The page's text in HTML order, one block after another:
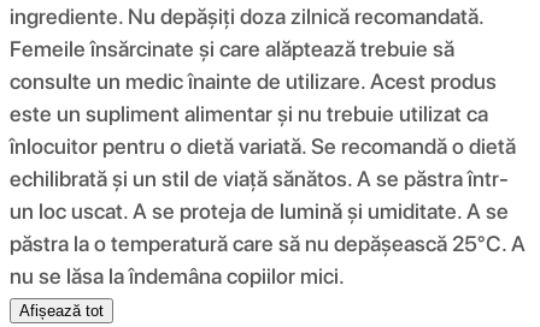
ingrediente. Nu depășiți doza zilnică recomandată.
Femeile însărcinate și care alăptează trebuie să
consulte un medic înainte de utilizare. Acest produs
este un supliment alimentar și nu trebuie utilizat ca
înlocuitor pentru o dietă variată. Se recomandă o dietă
echilibrată și un stil de viață sănătos. A se păstra într-
un loc uscat. A se proteja de lumină și umiditate. A se
păstra la o temperatură care să nu depășească 25°C. A
nu se lăsa la îndemâna copiilor mici.
Afișează tot